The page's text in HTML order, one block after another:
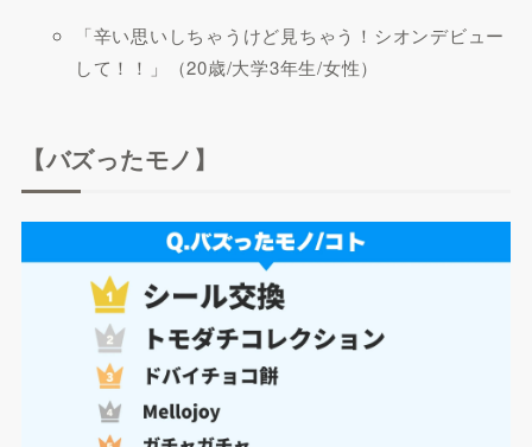
「辛い思いしちゃうけど見ちゃう！シオンデビュー
して！！」（20歳/大学3年生/女性）
【バズったモノ】